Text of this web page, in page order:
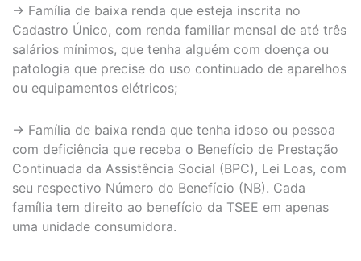
→ Família de baixa renda que esteja inscrita no
Cadastro Único, com renda familiar mensal de até três
salários mínimos, que tenha alguém com doença ou
patologia que precise do uso continuado de aparelhos
ou equipamentos elétricos;
→ Família de baixa renda que tenha idoso ou pessoa
com deficiência que receba o Benefício de Prestação
Continuada da Assistência Social (BPC), Lei Loas, com
seu respectivo Número do Benefício (NB). Cada
família tem direito ao benefício da TSEE em apenas
uma unidade consumidora.